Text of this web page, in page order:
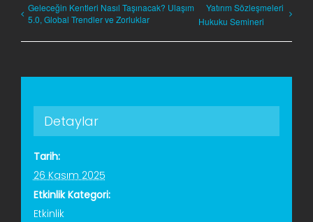
Geleceğin Kentleri Nasıl Taşınacak? Ulaşım
5.0, Global Trendler ve Zorluklar
Yatırım Sözleşmeleri
Hukuku Semineri
Detaylar
Tarih:
26 Kasım 2025
Etkinlik Kategori:
Etkinlik